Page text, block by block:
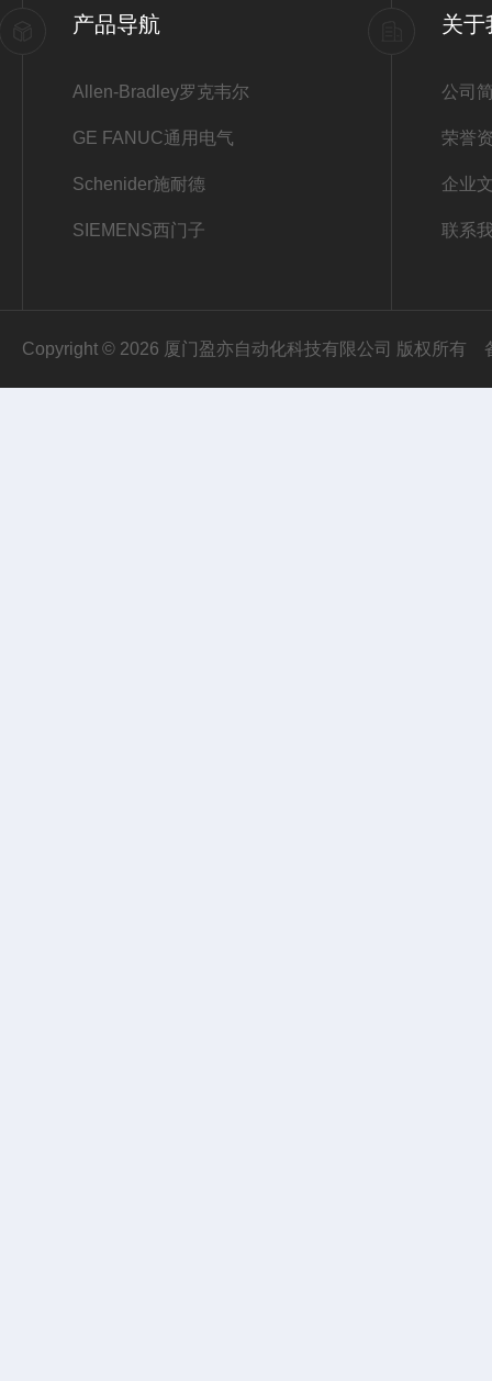
产品导航
Allen-Bradley罗克韦尔
GE FANUC通用电气
Schenider施耐德
SIEMENS西门子
关于
公司
荣誉
企业
联系
Copyright © 2026 厦门盈亦自动化科技有限公司 版权所有